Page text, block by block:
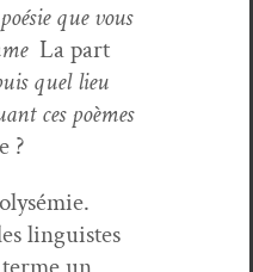
que vous
La part
quel lieu
ces poèmes
?
lin­guistes